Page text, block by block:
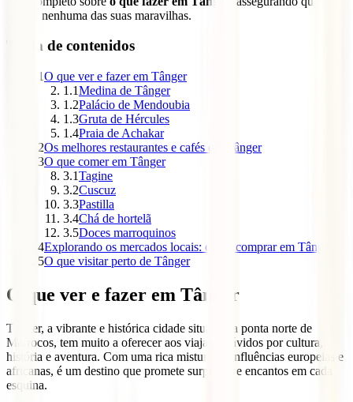
perdes nenhuma das suas maravilhas.
Tabla de contenidos
1O que ver e fazer em Tânger
1.1Medina de Tânger
1.2Palácio de Mendoubia
1.3Gruta de Hércules
1.4Praia de Achakar
2Os melhores restaurantes e cafés em Tânger
3O que comer em Tânger
3.1Tagine
3.2Cuscuz
3.3Pastilla
3.4Chá de hortelã
3.5Doces marroquinos
4Explorando os mercados locais: o que comprar em Tânger
5O que visitar perto de Tânger
O que ver e fazer em Tânger
Tânger, a vibrante e histórica cidade situada na ponta norte de
Marrocos, tem muito a oferecer aos viajantes ávidos por cultura,
história e aventura. Com uma rica mistura de influências europeias e
africanas, é um destino que promete surpresas e encantos em cada
esquina.